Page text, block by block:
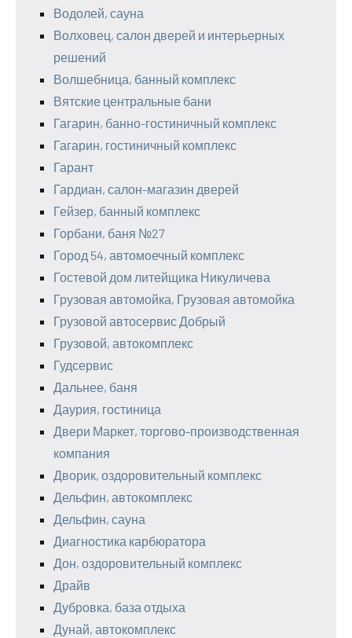
Водолей, сауна
Волховец, салон дверей и интерьерных
решений
Волшебница, банный комплекс
Вятские центральные бани
Гагарин, банно-гостиничный комплекс
Гагарин, гостиничный комплекс
Гарант
Гардиан, салон-магазин дверей
Гейзер, банный комплекс
Горбани, баня №27
Город 54, автомоечный комплекс
Гостевой дом литейщика Никуличева
Грузовая автомойка, Грузовая автомойка
Грузовой автосервис Добрый
Грузовой, автокомплекс
Гудсервис
Дальнее, баня
Даурия, гостиница
Двери Маркет, торгово-производственная
компания
Дворик, оздоровительный комплекс
Дельфин, автокомплекс
Дельфин, сауна
Диагностика карбюратора
Дон, оздоровительный комплекс
Драйв
Дубровка, база отдыха
Дунай, автокомплекс